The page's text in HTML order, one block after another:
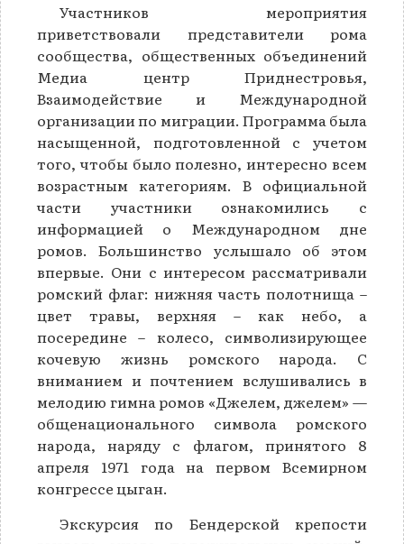
Участников мероприятия
приветствовали представители рома
сообщества, общественных объединений
Медиа центр Приднестровья,
Взаимодействие и Международной
организации по миграции. Программа была
насыщенной, подготовленной с учетом
того, чтобы было полезно, интересно всем
возрастным категориям. В официальной
части участники ознакомились с
информацией о Международном дне
ромов. Большинство услышало об этом
впервые. Они с интересом рассматривали
ромский флаг: нижняя часть полотнища –
цвет травы, верхняя – как небо, а
посередине – колесо, символизирующее
кочевую жизнь ромского народа. С
вниманием и почтением вслушивались в
мелодию гимна ромов «Джелем, джелем» —
общенационального символа ромского
народа, наряду с флагом, принятого 8
апреля 1971 года на первом Всемирном
конгрессе цыган.
Экскурсия по Бендерской крепости